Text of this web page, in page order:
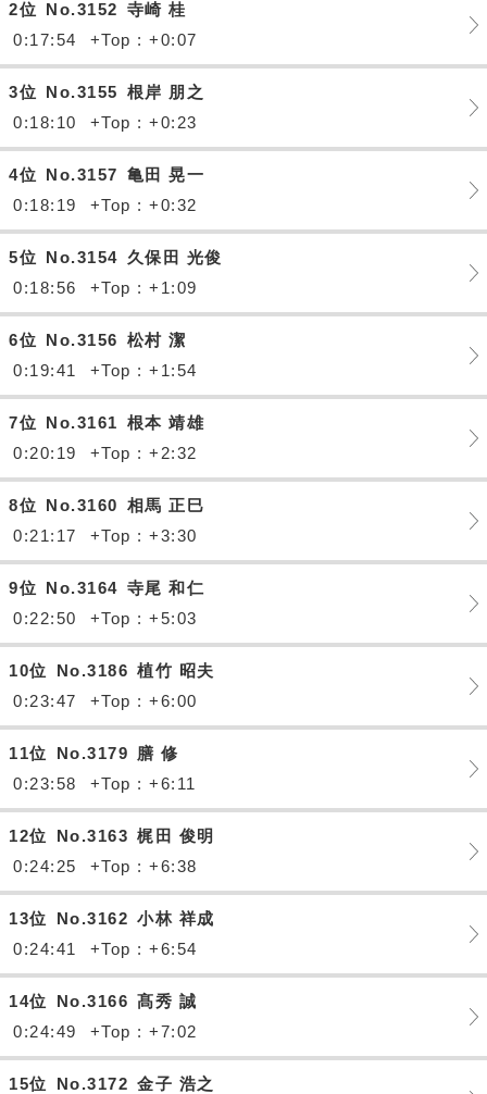
2位 No.3152 寺崎 桂
0:17:54
+Top : +0:07
3位 No.3155 根岸 朋之
0:18:10
+Top : +0:23
4位 No.3157 亀田 晃一
0:18:19
+Top : +0:32
5位 No.3154 久保田 光俊
0:18:56
+Top : +1:09
6位 No.3156 松村 潔
0:19:41
+Top : +1:54
7位 No.3161 根本 靖雄
0:20:19
+Top : +2:32
8位 No.3160 相馬 正巳
0:21:17
+Top : +3:30
9位 No.3164 寺尾 和仁
0:22:50
+Top : +5:03
10位 No.3186 植竹 昭夫
0:23:47
+Top : +6:00
11位 No.3179 膳 修
0:23:58
+Top : +6:11
12位 No.3163 梶田 俊明
0:24:25
+Top : +6:38
13位 No.3162 小林 祥成
0:24:41
+Top : +6:54
14位 No.3166 髙秀 誠
0:24:49
+Top : +7:02
15位 No.3172 金子 浩之